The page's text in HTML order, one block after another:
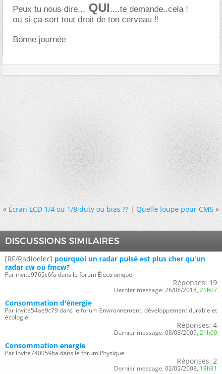
Peux tu nous dire... QUI....te demande..cela !
ou si ça sort tout droit de ton cerveau !!
Bonne journée
« Écran LCD 1/4 ou 1/8 duty ou bias ??|Quelle loupe pour CMS »
DISCUSSIONS SIMILAIRES
[RF/Radioelec] pourquoi un radar pulsé est plus cher qu'un
radar cw ou fmcw?
Par invite9765c6fa dans le forum Électronique
Réponses: 19
Dernier message: 26/06/2018, 21h07
Consommation d'énergie
Par invite54ae9c79 dans le forum Environnement, développement durable et
écologie
Réponses: 4
Dernier message: 08/03/2009, 21h09
Consommation energie
Par invite7400596a dans le forum Physique
Réponses: 2
Dernier message: 02/02/2008, 18h31